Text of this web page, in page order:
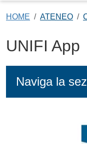
HOME ATENEO
UNIFI App
Naviga la